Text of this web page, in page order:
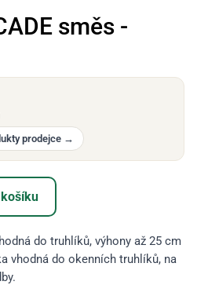
směs -
prodejce →
do truhlíků, výhony až 25 cm
vhodná do okenních truhlíků, na